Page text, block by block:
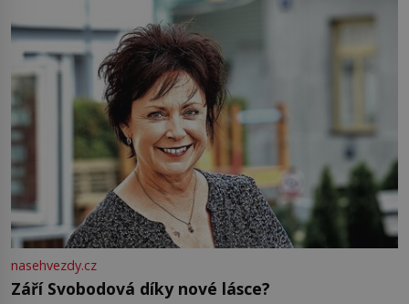
nasehvezdy.cz
Září Svobodová díky nové lásce?